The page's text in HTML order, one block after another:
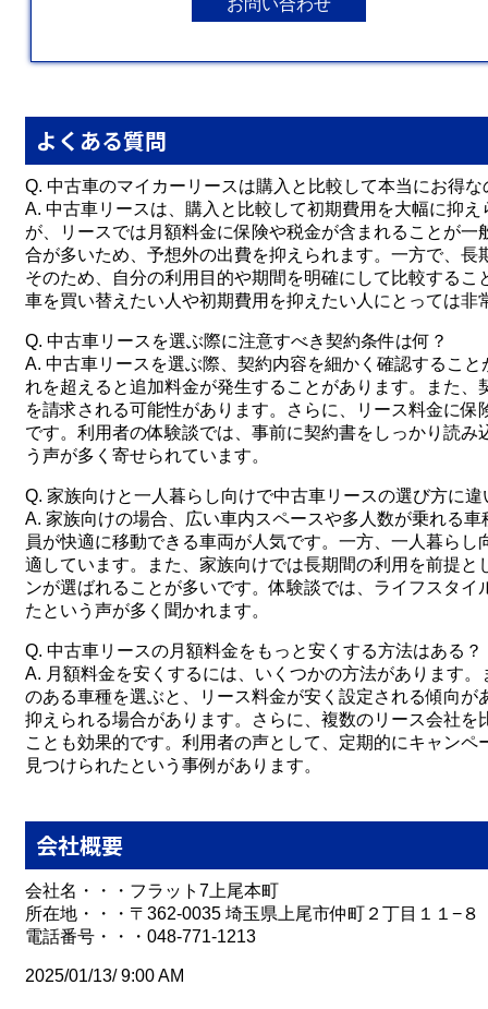
お問い合わせ
よくある質問
Q. 中古車のマイカーリースは購入と比較して本当にお得な
A. 中古車リースは、購入と比較して初期費用を大幅に抑
が、リースでは月額料金に保険や税金が含まれることが
合が多いため、予想外の出費を抑えられます。一方で、
そのため、自分の利用目的や期間を明確にして比較する
車を買い替えたい人や初期費用を抑えたい人にとっては
Q. 中古車リースを選ぶ際に注意すべき契約条件は何？
A. 中古車リースを選ぶ際、契約内容を細かく確認するこ
れを超えると追加料金が発生することがあります。また
を請求される可能性があります。さらに、リース料金に
です。利用者の体験談では、事前に契約書をしっかり読
う声が多く寄せられています。
Q. 家族向けと一人暮らし向けで中古車リースの選び方に
A. 家族向けの場合、広い車内スペースや多人数が乗れる
員が快適に移動できる車両が人気です。一方、一人暮ら
適しています。また、家族向けでは長期間の利用を前提
ンが選ばれることが多いです。体験談では、ライフスタ
たという声が多く聞かれます。
Q. 中古車リースの月額料金をもっと安くする方法はある？
A. 月額料金を安くするには、いくつかの方法があります
のある車種を選ぶと、リース料金が安く設定される傾向
抑えられる場合があります。さらに、複数のリース会社
ことも効果的です。利用者の声として、定期的にキャン
見つけられたという事例があります。
会社概要
会社名・・・フラット7上尾本町
所在地・・・〒362-0035 埼玉県上尾市仲町２丁目１１−８
電話番号・・・048-771-1213
2025/01/13/ 9:00 AM